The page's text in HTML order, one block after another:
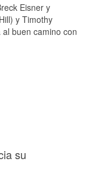
Eisner y
y Timothy
buen camino con
su